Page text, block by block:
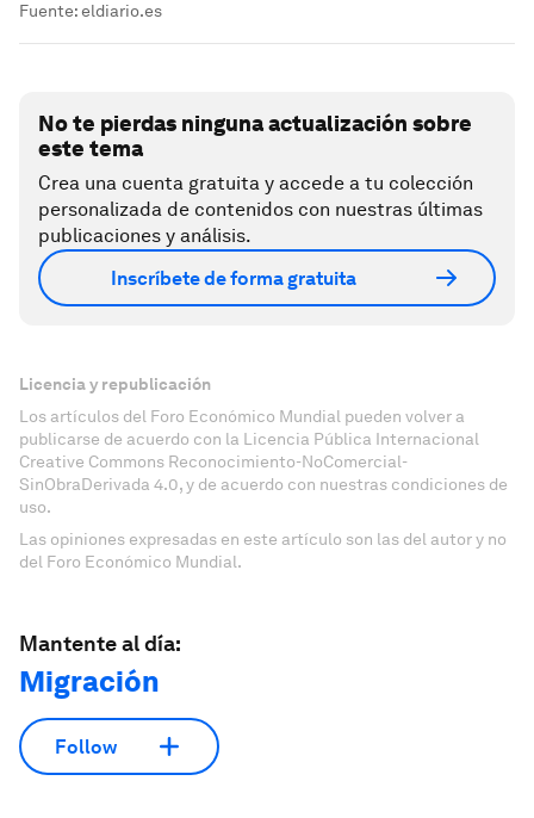
Fuente: eldiario.es
No te pierdas ninguna actualización sobre
este tema
Crea una cuenta gratuita y accede a tu colección
personalizada de contenidos con nuestras últimas
publicaciones y análisis.
Inscríbete de forma gratuita
Licencia y republicación
Los artículos del Foro Económico Mundial pueden volver a
publicarse de acuerdo con la Licencia Pública Internacional
Creative Commons Reconocimiento-NoComercial-
SinObraDerivada 4.0, y de acuerdo con nuestras condiciones de
uso.
Las opiniones expresadas en este artículo son las del autor y no
del Foro Económico Mundial.
Mantente al día:
Migración
Follow